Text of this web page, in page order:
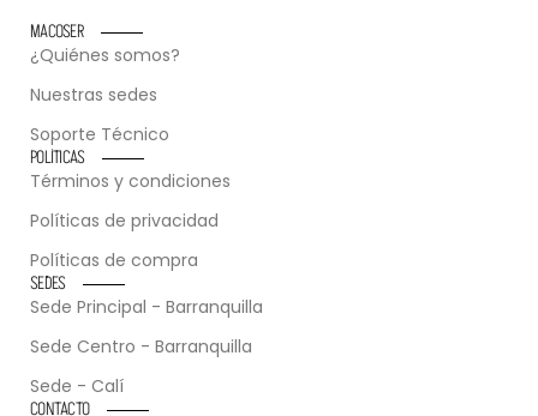
MACOSER
¿Quiénes somos?
Nuestras sedes
Soporte Técnico
POLÍTICAS
Términos y condiciones
Políticas de privacidad
Políticas de compra
SEDES
Sede Principal - Barranquilla
Sede Centro - Barranquilla
Sede - Calí
CONTACTO